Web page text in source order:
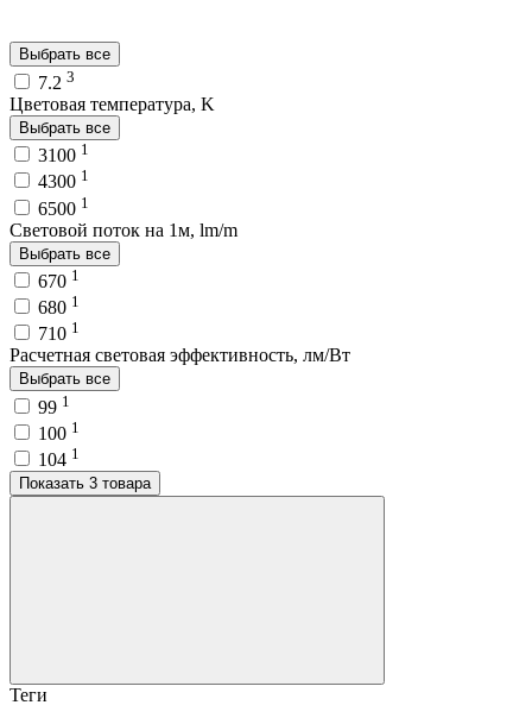
Выбрать все
7.2 3
Цветовая температура, K
Выбрать все
3100 1
4300 1
6500 1
Световой поток на 1м, lm/m
Выбрать все
670 1
680 1
710 1
Расчетная световая эффективность, лм/Вт
Выбрать все
99 1
100 1
104 1
Показать 3 товара
Теги